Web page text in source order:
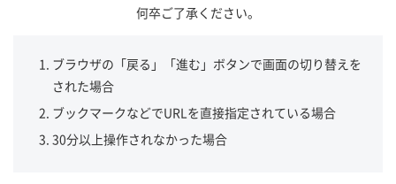
何卒ご了承ください。
ブラウザの「戻る」「進む」ボタンで画面の切り替えを
された場合
ブックマークなどでURLを直接指定されている場合
30分以上操作されなかった場合